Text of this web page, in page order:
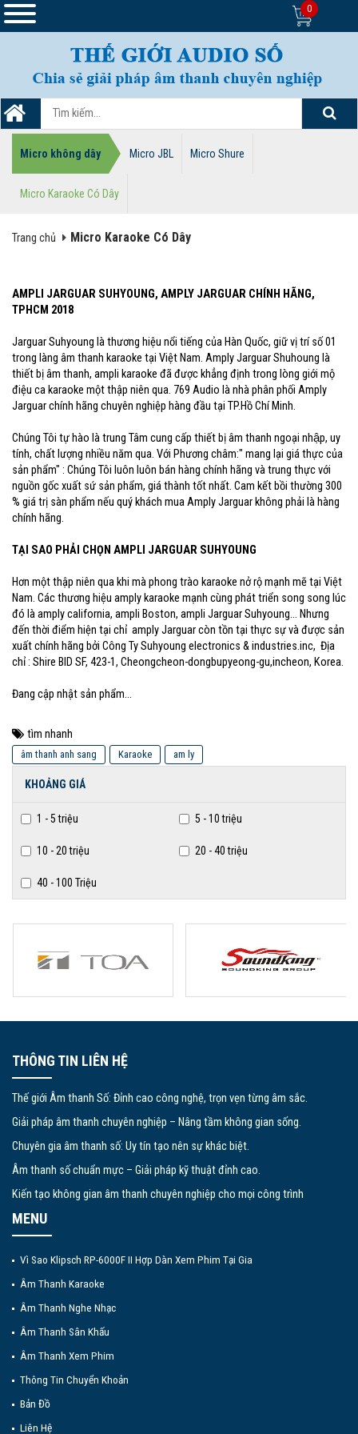
0
Micro không dây Micro JBL Micro Shure
Micro Karaoke Có Dây
Trang chủ Micro Karaoke Có Dây
KHOẢNG GIÁ
1 - 5 triệu 5 - 10 triệu
10 - 20 triệu 20 - 40 triệu
40 - 100 Triệu
AMPLI JARGUAR SUHYOUNG, AMPLY JARGUAR CHÍNH HÃNG,
TPHCM 2018
Jarguar Suhyoung là thương hiệu nổi tiếng của Hàn Quốc, giữ vị trí số 01
trong làng âm thanh karaoke tại Việt Nam. Amply Jarguar Shuhoung là
thiết bị âm thanh, ampli karaoke đã được khẳng định trong lòng giới mộ
điệu ca karaoke một thập niên qua. 769 Audio là nhà phân phối Amply
Jarguar chính hãng chuyên nghiệp hàng đầu tại TP.Hồ Chí Minh.
Chúng Tôi tự hào là trung Tâm cung cấp thiết bị âm thanh ngoại nhập, uy
tính, chất lượng nhiều năm qua. Với Phương châm:" mang lại giá thực của
sản phẩm" : Chúng Tôi luôn luôn bán hàng chính hãng và trung thực với
nguồn gốc xuất sứ sản phẩm, giá thành tốt nhất. Cam kết bồi thường 300
% giá trị sàn phẩm nếu quý khách mua Amply Jarguar không phải là hàng
chính hãng.
TẠI SAO PHẢI CHỌN AMPLI JARGUAR SUHYOUNG
Hơn một thập niên qua khi mà phong trào karaoke nở rộ mạnh mẽ tại Việt
Nam. Các thương hiệu amply karaoke mạnh cùng phát triển song song lúc
đó là amply california, ampli Boston, ampli Jarguar Suhyoung... Nhưng
đến thời điểm hiện tại chỉ amply Jarguar còn tồn tại thực sự và được sản
xuất chính hãng bởi Công Ty Suhyoung electronics & industries.inc, Địa
chỉ : Shire BID SF, 423-1, Cheongcheon-dongbupyeong-gu,incheon, Korea.
Đang cập nhật sản phẩm...
tìm nhanh
âm thanh anh sang Karaoke am ly
THÔNG TIN LIÊN HỆ
Thế giới Âm thanh Số: Đỉnh cao công nghệ, trọn vẹn từng âm sắc.
Giải pháp âm thanh chuyên nghiệp – Nâng tầm không gian sống.
Chuyên gia âm thanh số: Uy tín tạo nên sự khác biệt.
Âm thanh số chuẩn mực – Giải pháp kỹ thuật đỉnh cao.
Kiến tạo không gian âm thanh chuyên nghiệp cho mọi công trình
MENU
Vì Sao Klipsch RP-6000F II Hợp Dàn Xem Phim Tại Gia
Âm Thanh Karaoke
Âm Thanh Nghe Nhạc
Âm Thanh Sân Khấu
Âm Thanh Xem Phim
Thông Tin Chuyển Khoản
Bản Đồ
Liên Hệ